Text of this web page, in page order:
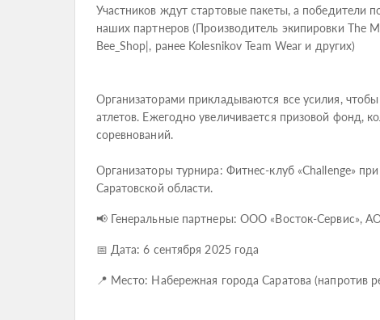
Участников ждут стартовые пакеты, а победители
наших партнеров (Производитель экипировки The
Bee_Shop|, ранее Kolesnikov Team Wear и других)
Организаторами прикладываются все усилия,
атлетов. Ежегодно увеличивается призовой фонд,
соревнований.
Организаторы турнира: Фитнес-клуб «Challenge»
Саратовской области.
📢 Генеральные партнеры: ООО «Восток-Сервис»,
📅 Дата: 6 сентября 2025 года
📍 Место: Набережная города Саратова (напротив